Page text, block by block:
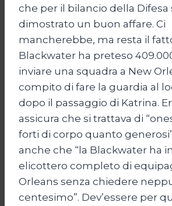
che per il bilancio della Difesa
dimostrato un buon affare. Ci
mancherebbe, ma resta il
Blackwater ha preteso
inviare una squadra a New
compito di fare la guardia al
dopo il passaggio di Katrina.
assicura che si trattava di
forti di corpo quanto
anche che “la Blackwater ha
elicottero completo di
Orleans senza chiedere
centesimo”. Dev’essere per